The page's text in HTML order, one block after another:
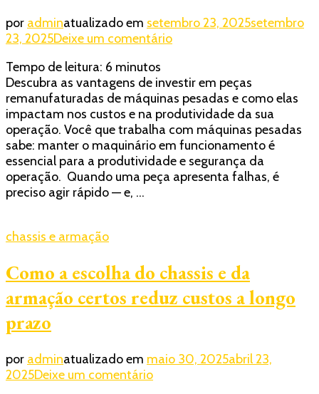
por adminatualizado em setembro 23, 2025setembro
23, 2025Deixe um comentárioem
pena
investir
em
peças
remanufaturadas
de
máquinas
Tempo de leitura: 6 minutos
Descubra as vantagens de investir em peças
remanufaturadas de máquinas pesadas e como elas
impactam nos custos e na produtividade da sua
operação. Você que trabalha com máquinas pesadas
sabe: manter o maquinário em funcionamento é
essencial para a produtividade e segurança da
operação. Quando uma peça apresenta falhas, é
preciso agir rápido — e, …
chassis e armação
Como a escolha do chassis e da
armação certos reduz custos a longo
prazo
por adminatualizado em maio 30, 2025abril 23,
2025Deixe um comentárioem